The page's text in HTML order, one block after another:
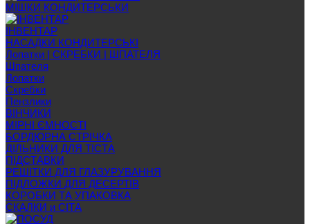
МІШКИ КОНДИТЕРСЬКИ
ІНВЕНТАР
НАСАДКИ КОНДИТЕРСЬКІ
Лопатки | СКРЕБКИ | ШПАТЕЛЯ
Шпателя
Лопатки
Скребки
Пензлики
ВІНЧИКИ
МІРНІ ЄМНОСТІ
БОРДЮРНА СТРІЧКА
ДІЛЬНИКИ ДЛЯ ТІСТА
ПІДСТАВКИ
РЕШІТКИ ДЛЯ ГЛАЗУРУВАННЯ
ПІДЛОЖКИ ДЛЯ ДЕСЕРТІВ
КОРОБКИ ТА УПАКОВКА
СКАЛКИ и СІТА